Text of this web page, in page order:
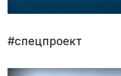
#спецпроект